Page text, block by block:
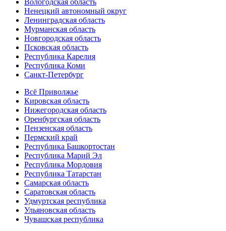
Вологодская область
Ненецкий автономный округ
Ленинградская область
Мурманская область
Новгородская область
Псковская область
Республика Карелия
Республика Коми
Санкт-Петербург
Всё Приволжье
Кировская область
Нижегородская область
Оренбургская область
Пензенская область
Пермский край
Республика Башкортостан
Республика Марий Эл
Республика Мордовия
Республика Татарстан
Самарская область
Саратовская область
Удмуртская республика
Ульяновская область
Чувашская республика